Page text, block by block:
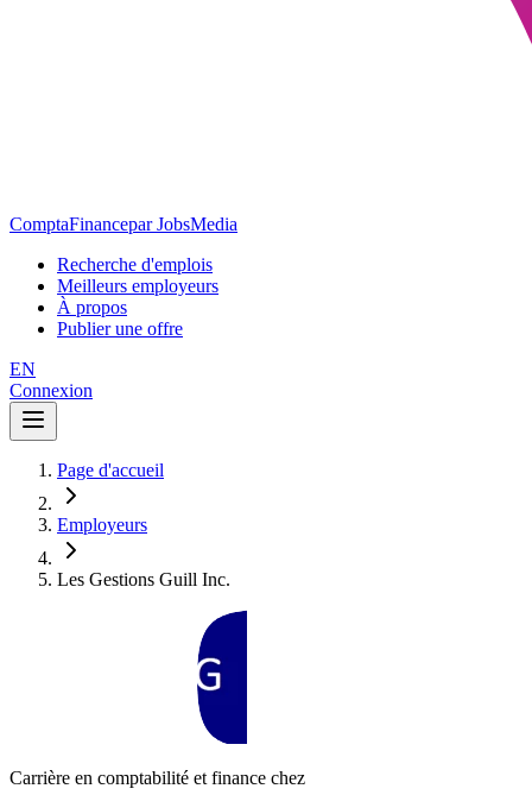
ComptaFinancepar JobsMedia
Recherche d'emplois
Meilleurs employeurs
À propos
Publier une offre
EN
Connexion
Page d'accueil
Employeurs
Les Gestions Guill Inc.
Carrière en comptabilité et finance chez